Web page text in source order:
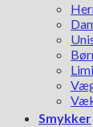
Smykker